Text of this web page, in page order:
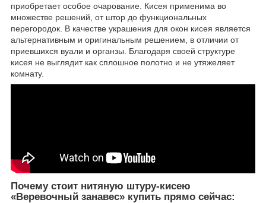
приобретает особое очарование. Кисея применима во
множестве решений, от штор до функциональных
перегородок. В качестве украшения для окон кисея является
альтернативным и оригинальным решением, в отличии от
приевшихся вуали и органзы. Благодаря своей структуре
кисея не выглядит как сплошное полотно и не утяжеляет
комнату.
Почему стоит нитяную штуру-кисею
«Веревочный занавес» купить прямо сейчас: